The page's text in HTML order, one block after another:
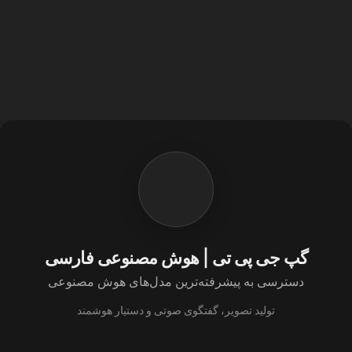
گپ جی پی تی | هوش مصنوعی فارسی
دسترسی به پیشرفته‌ترین مدل‌های هوش مصنوعی
تولید تصویر، گفتگوی صوتی و دستیار هوشمند